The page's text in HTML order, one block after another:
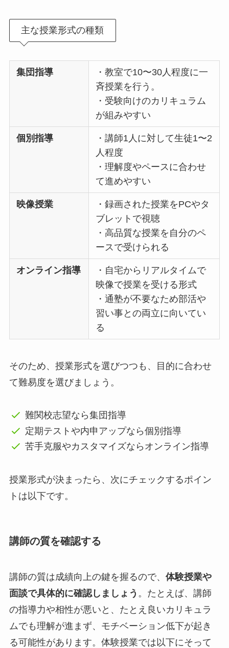
主な授業形式の種類
集団指導
・教室で10〜30人程度に一
斉授業を行う。
・受験向けのカリキュラム
が組みやすい
個別指導
・講師1人に対して生徒1〜2
人程度
・理解度やペースに合わせ
て進めやすい
映像授業
・録画された授業をPCやタ
ブレットで視聴
・高品質な授業を自分のペ
ースで受けられる
オンライン指導
・自宅からリアルタイムで
映像で授業を受ける形式
・通塾が不要なため部活や
習い事との両立に向いてい
る
そのため、授業形式を選びつつも、目的に合わせ
て難易度を選びましょう。
難関校志望なら集団指導
定期テストや内申アップなら個別指導
苦手克服やカスタマイズならオンライン指導
授業形式が決まったら、次にチェックするポイン
トは以下です。
講師の質を確認する
講師の質は成績向上の鍵を握るので、 体験授業や
面談で具体的に確認しましょう 。たとえば、講師
の指導力や相性が悪いと、たとえ良いカリキュラ
ムでも理解が進まず、モチベーション低下が起き
る可能性があります。体験授業では以下にそって